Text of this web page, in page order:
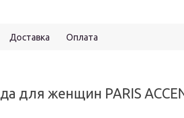
Доставка Оплата
женщин PARIS